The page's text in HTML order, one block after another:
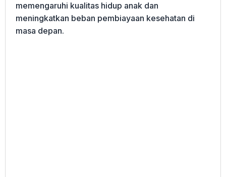
memengaruhi kualitas hidup anak dan
meningkatkan beban pembiayaan kesehatan di
masa depan.